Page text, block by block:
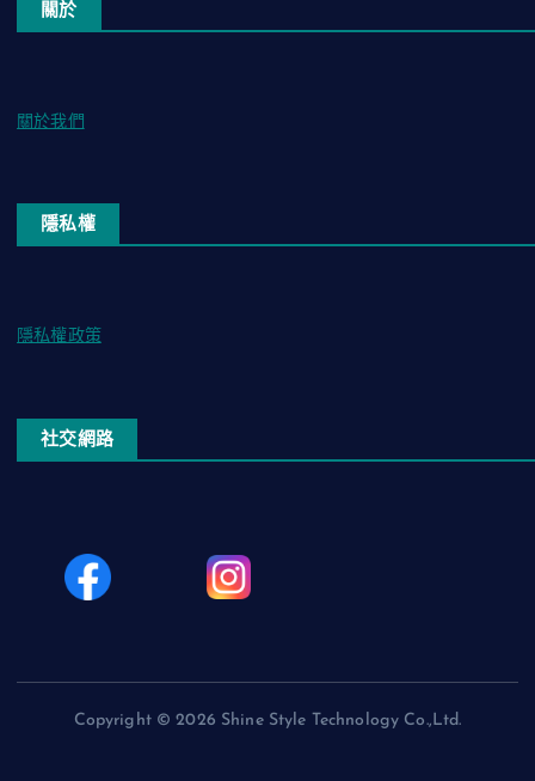
關於
關於我們
隱私權
隱私權政策
社交網路
Copyright © 2026 Shine Style Technology Co.,Ltd.